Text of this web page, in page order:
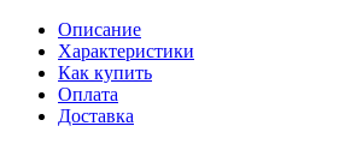
Описание
Характеристики
Как купить
Оплата
Доставка